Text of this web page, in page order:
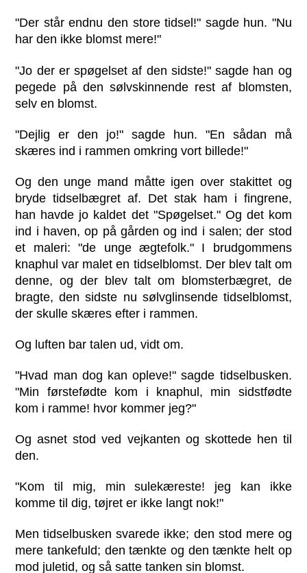
"Der står endnu den store tidsel!" sagde hun. "Nu
har den ikke blomst mere!"
"Jo der er spøgelset af den sidste!" sagde han og
pegede på den sølvskinnende rest af blomsten,
selv en blomst.
"Dejlig er den jo!" sagde hun. "En sådan må
skæres ind i rammen omkring vort billede!"
Og den unge mand måtte igen over stakittet og
bryde tidselbægret af. Det stak ham i fingrene,
han havde jo kaldet det "Spøgelset." Og det kom
ind i haven, op på gården og ind i salen; der stod
et maleri: "de unge ægtefolk." I brudgommens
knaphul var malet en tidselblomst. Der blev talt om
denne, og der blev talt om blomsterbægret, de
bragte, den sidste nu sølvglinsende tidselblomst,
der skulle skæres efter i rammen.
Og luften bar talen ud, vidt om.
"Hvad man dog kan opleve!" sagde tidselbusken.
"Min førstefødte kom i knaphul, min sidstfødte
kom i ramme! hvor kommer jeg?"
Og asnet stod ved vejkanten og skottede hen til
den.
"Kom til mig, min sulekæreste! jeg kan ikke
komme til dig, tøjret er ikke langt nok!"
Men tidselbusken svarede ikke; den stod mere og
mere tankefuld; den tænkte og den tænkte helt op
mod juletid, og så satte tanken sin blomst.